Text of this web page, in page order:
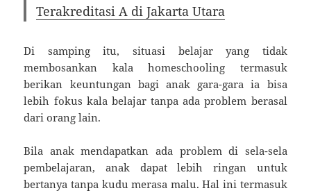
Terakreditasi A di Jakarta Utara
Di samping itu, situasi belajar yang tidak
membosankan kala homeschooling termasuk
berikan keuntungan bagi anak gara-gara ia bisa
lebih fokus kala belajar tanpa ada problem berasal
dari orang lain.
Bila anak mendapatkan ada problem di sela-sela
pembelajaran, anak dapat lebih ringan untuk
bertanya tanpa kudu merasa malu. Hal ini termasuk